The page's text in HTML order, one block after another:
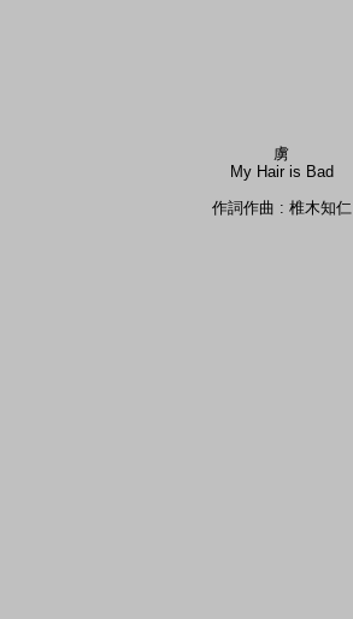
虜
My Hair is Bad
作詞作曲 : 椎木知仁